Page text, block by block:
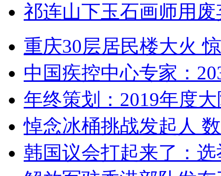
祁连山下玉石画师用
重庆30层居民楼大火
中国疾控中心专家：
年终策划：2019年度
悼念冰桶挑战发起人
韩国议会打起来了：